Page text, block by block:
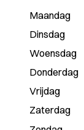
Maandag
Dinsdag
Woensdag
Donderdag
Vrijdag
Zaterdag